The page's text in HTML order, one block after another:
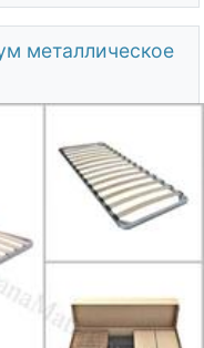
металлическое